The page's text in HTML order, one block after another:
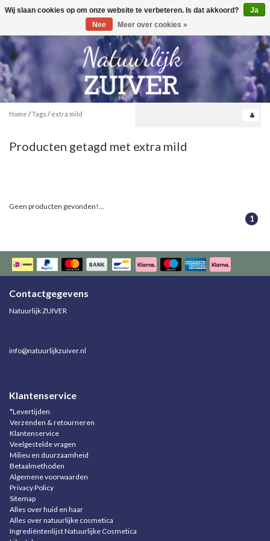
Toggle
0
Home /Tags / extra mild
Producten getagd met extra mild
Geen producten gevonden!...
1
Contactgegevens
Natuurlijk ZUIVER
info@natuurlijkzuiver.nl
Klantenservice
*Levertijden
Verzenden & retourneren
Klantenservice
Veelgestelde vragen
Milieu en duurzaamheid
Betaalmethoden
Algemene voorwaarden
Privacy Policy
Sitemap
Alles over huid en haar
Alles over natuurlijke cosmetica
Ingrediëntenlijst Natuurlijke Cosmetica
Wij slaan cookies op om onze website te verbeteren. Is dat akkoord?
Ja
Nee
Meer over cookies »